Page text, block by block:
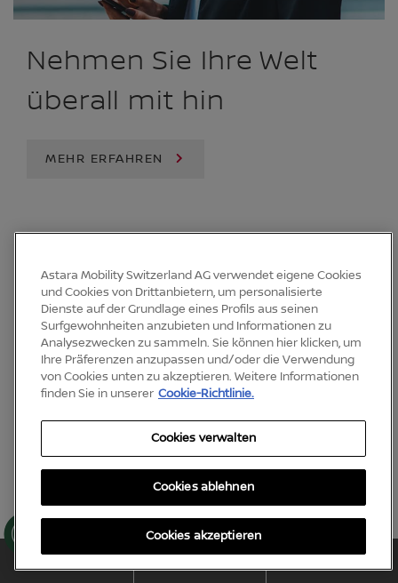
Nehmen Sie Ihre Welt
überall mit hin
MEHR ERFAHREN
Vom Kleinwagen bis
zum Crossover, von
100 % elektrisch bis e-
POWER – entdecken Sie
die Nissan
Modellpalette
Astara Mobility Switzerland AG verwendet eigene Cookies
und Cookies von Drittanbietern, um personalisierte
Dienste auf der Grundlage eines Profils aus seinen
Surfgewohnheiten anzubieten und Informationen zu
Analysezwecken zu sammeln. Sie können hier klicken, um
Ihre Präferenzen anzupassen und/oder die Verwendung
von Cookies unten zu akzeptieren. Weitere Informationen
finden Sie in unserer Cookie-Richtlinie.
Cookies verwalten
Cookies ablehnen
Cookies akzeptieren